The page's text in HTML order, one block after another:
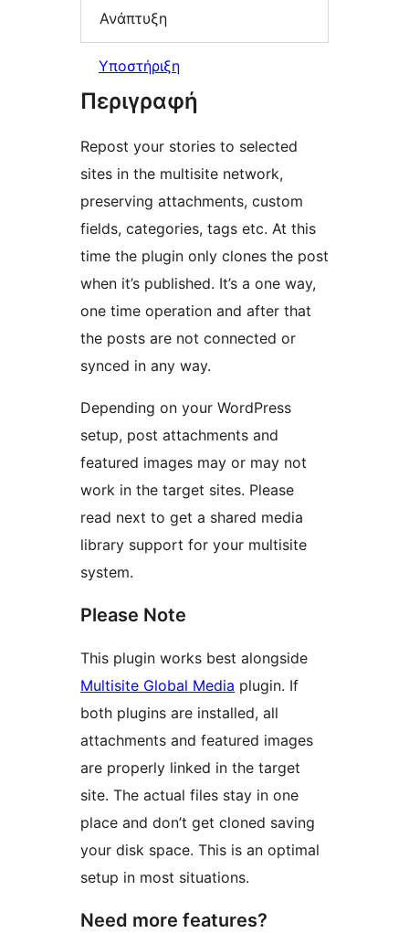
Ανάπτυξη
Υποστήριξη
Περιγραφή
Repost your stories to selected
sites in the multisite network,
preserving attachments, custom
fields, categories, tags etc. At this
time the plugin only clones the post
when it’s published. It’s a one way,
one time operation and after that
the posts are not connected or
synced in any way.
Depending on your WordPress
setup, post attachments and
featured images may or may not
work in the target sites. Please
read next to get a shared media
library support for your multisite
system.
Please Note
This plugin works best alongside
Multisite Global Media plugin. If
both plugins are installed, all
attachments and featured images
are properly linked in the target
site. The actual files stay in one
place and don’t get cloned saving
your disk space. This is an optimal
setup in most situations.
Need more features?